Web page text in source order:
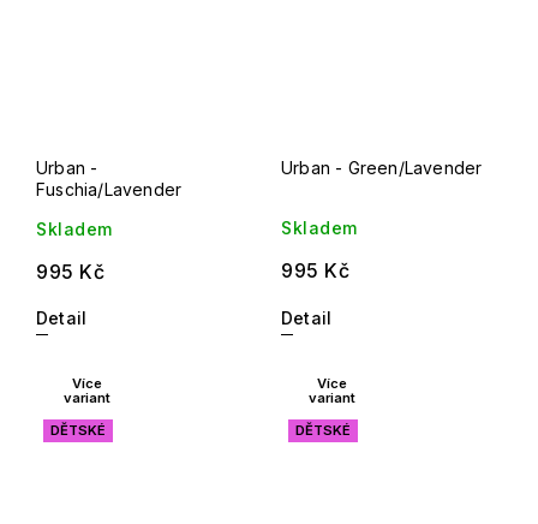
Urban -
Fuschia/Lavender
Skladem
995 Kč
Detail
Urban - Green/Lavender
Skladem
995 Kč
Detail
Více
variant
DĚTSKÉ
Více
variant
DĚTSKÉ